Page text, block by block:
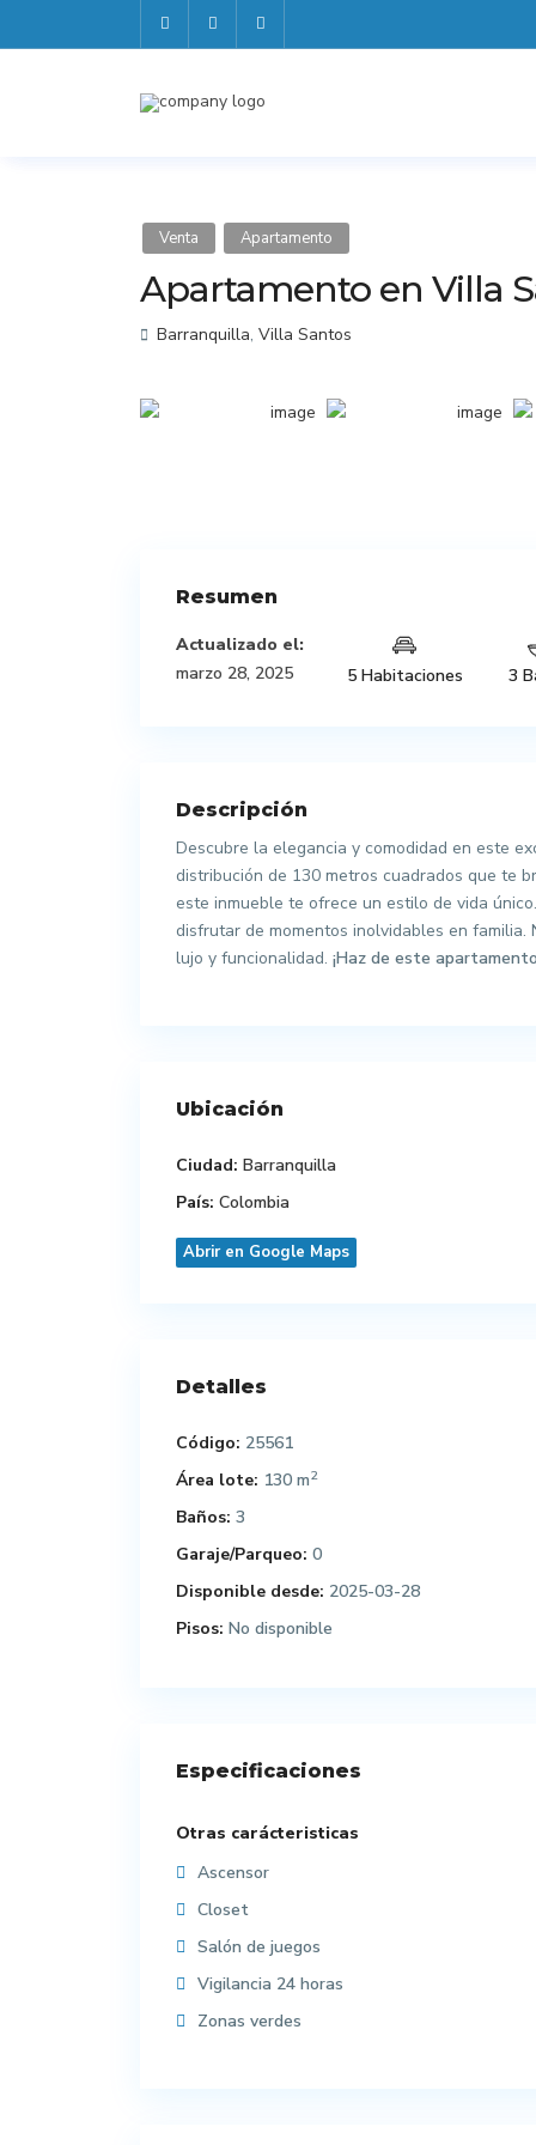
Venta Apartamento
Apartamento en Villa
Barranquilla, Villa Santos
Resumen
Actualizado el:
marzo 28, 2025
5 Habitaciones 3
Descripción
Descubre la elegancia y comodidad en este
distribución de 130 metros cuadrados que te
este inmueble te ofrece un estilo de vida
disfrutar de momentos inolvidables en
lujo y funcionalidad. ¡Haz de este
Ubicación
Ciudad: Barranquilla
País: Colombia
Abrir en Google Maps
Detalles
Código: 25561
Área lote: 130 m2
Baños: 3
Garaje/Parqueo: 0
Disponible desde: 2025-03-28
Pisos: No disponible
Especificaciones
Otras carácteristicas
Ascensor
Closet
Salón de juegos
Vigilancia 24 horas
Zonas verdes